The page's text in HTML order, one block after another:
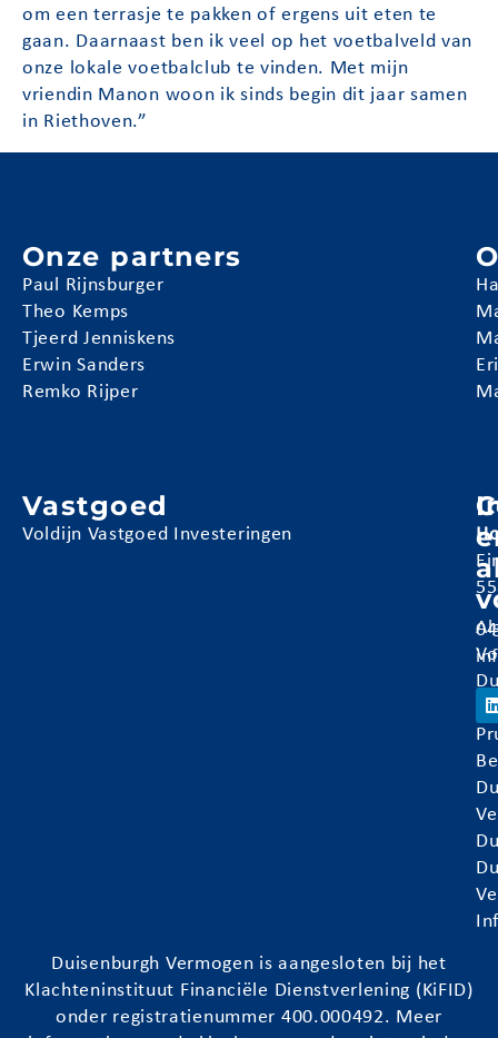
om een terrasje te pakken of ergens uit eten te
gaan. Daarnaast ben ik veel op het voetbalveld van
onze lokale voetbalclub te vinden. Met mijn
vriendin Manon woon ik sinds begin dit jaar samen
in Riethoven.”
Onze partners
Paul Rijnsburger
Theo Kemps
Tjeerd Jenniskens
Erwin Sanders
Remko Rijper
Vastgoed
Voldijn Vastgoed Investeringen
Duisenburgh Vermogen is aangesloten bij het
Klachteninstituut Financiële Dienstverlening (KiFID)
onder registratienummer 400.000492. Meer